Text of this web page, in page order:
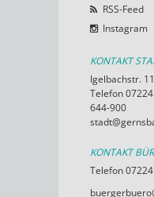
RSS-Feed
Instagram
KONTAKT
Igelbachstr.
Telefon
644-900
KONTAKT
Telefon